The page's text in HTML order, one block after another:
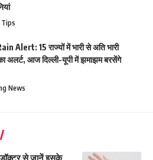
Tips
Alert: 15 राज्यों में भारी से अति भारी
अलर्ट, आज दिल्ली-यूपी में झमाझम बरसेंगे
News
से जानें इसके